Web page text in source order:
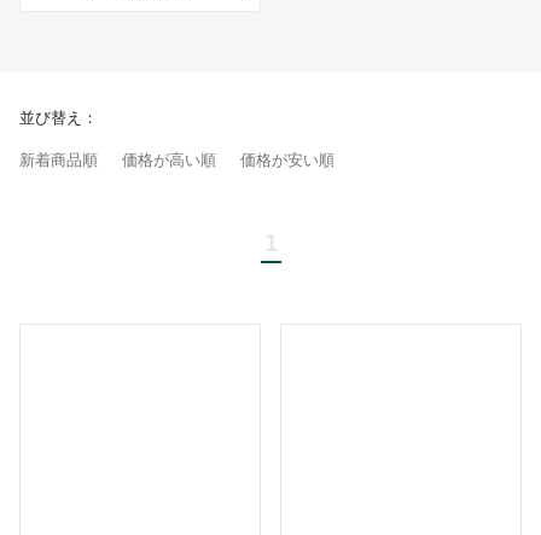
並び替え：
新着商品順 価格が高い順 価格が安い順
1